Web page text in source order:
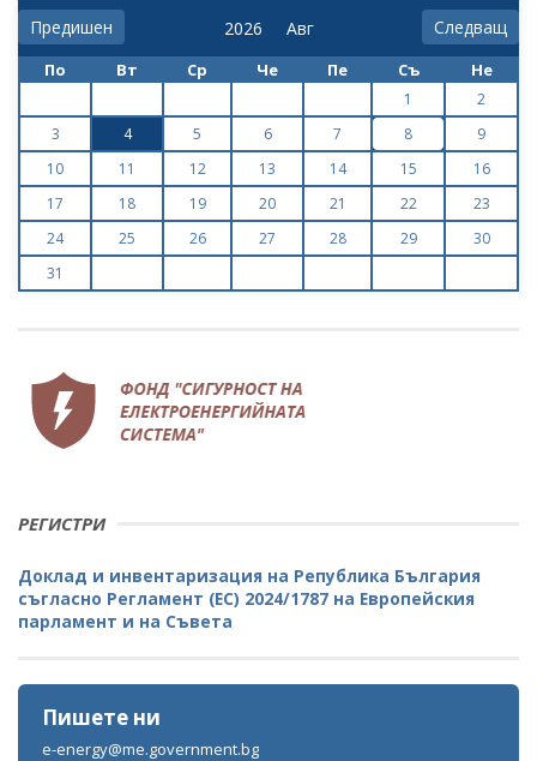
Предишен Следващ
По Вт Ср Че Пе Съ Не
1
2
3
4 5 6 7 8
9
10
11 12 13 14 15
16
17
18 19 20 21 22
23
24
25 26 27 28 29
30
31
РЕГИСТРИ
Доклад и инвентаризация на Република България
съгласно Регламент (ЕС) 2024/1787 на Европейския
парламент и на Съвета
Пишете ни
e-energy@me.government.bg